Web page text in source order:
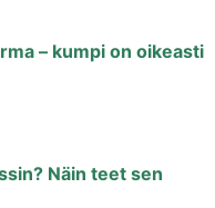
– kumpi on oikeasti
Näin teet sen